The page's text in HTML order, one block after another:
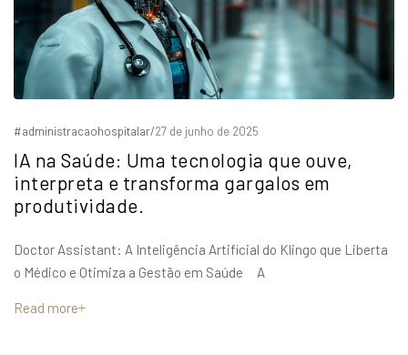
#administracaohospitalar/27 de junho de 2025
IA na Saúde: Uma tecnologia que ouve,
interpreta e transforma gargalos em
produtividade.
Doctor Assistant: A Inteligência Artificial do Klingo que Liberta
o Médico e Otimiza a Gestão em Saúde A
Read more